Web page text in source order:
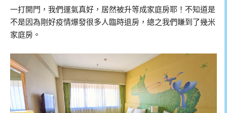
一打開門，我們運氣真好，居然被升等成家庭房耶！不知道是
不是因為剛好疫情爆發很多人臨時退房，總之我們賺到了幾米
家庭房。